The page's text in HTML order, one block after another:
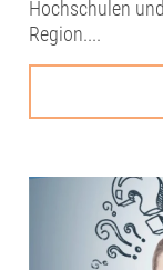
Hochschulen
Region....